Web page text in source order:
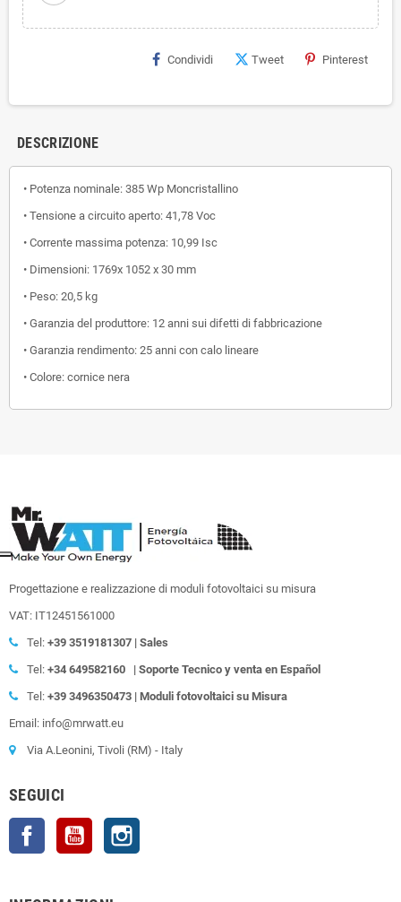
Condividi Tweet Pinterest
DESCRIZIONE
• Potenza nominale: 385 Wp Moncristallino
• Tensione a circuito aperto: 41,78 Voc
• Corrente massima potenza: 10,99 Isc
• Dimensioni: 1769x 1052 x 30 mm
• Peso: 20,5 kg
• Garanzia del produttore: 12 anni sui difetti di fabbricazione
• Garanzia rendimento: 25 anni con calo lineare
• Colore: cornice nera
Progettazione e realizzazione di moduli fotovoltaici su misura
VAT: IT12451561000
Tel: +39 3519181307 | Sales
Tel: +34 649582160 | Soporte Tecnico y venta en Español
Tel: +39 3496350473 | Moduli fotovoltaici su Misura
Email: info@mrwatt.eu
Via A.Leonini, Tivoli (RM) - Italy
SEGUICI
Facebook YouTube